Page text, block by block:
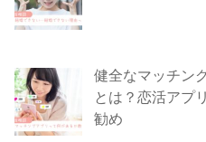
健全なマッチン
とは？恋活アプ
勧め